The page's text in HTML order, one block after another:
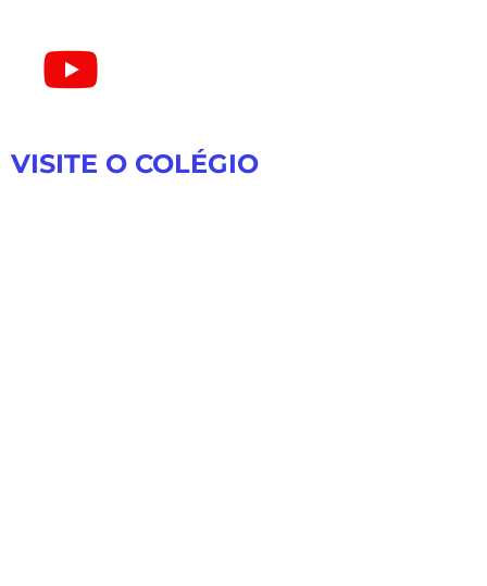
VISITE O COLÉGIO